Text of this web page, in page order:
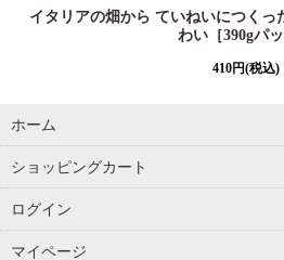
イタリアの畑から ていねいにつくっ
わい［390gパッ
410円(税込)
ホーム
ショッピングカート
ログイン
マイページ